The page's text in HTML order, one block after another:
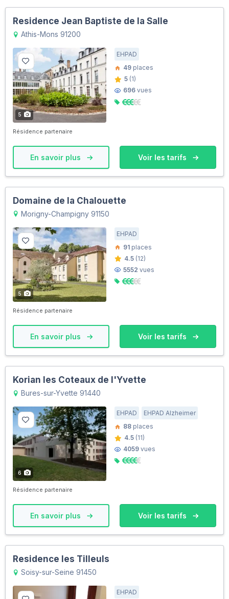
Residence Jean Baptiste de la Salle
Athis-Mons 91200
5
EHPAD
49 places
5 (1)
696 vues
Résidence partenaire
En savoir plus Voir les tarifs
Domaine de la Chalouette
Morigny-Champigny 91150
5
EHPAD
91 places
4.5 (12)
5552 vues
Résidence partenaire
En savoir plus Voir les tarifs
Korian les Coteaux de l'Yvette
Bures-sur-Yvette 91440
6
EHPAD
EHPAD Alzheimer
88 places
4.5 (11)
4059 vues
Résidence partenaire
En savoir plus Voir les tarifs
Residence les Tilleuls
Soisy-sur-Seine 91450
EHPAD